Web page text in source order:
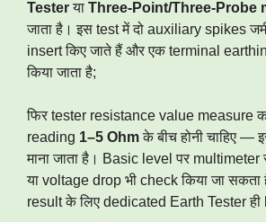
Testerया Three-Point/Three-Probe
जाता है। इस test में दो auxiliary spikes
insert किए जाते हैं और एक terminal
किया जाता है;
फिर tester resistance value measure
reading 1–5 Ohmके बीच होनी चाहिए
माना जाता है। Basic level पर
या voltage drop भी check किया जा
result के लिए dedicated Earth Tester ही